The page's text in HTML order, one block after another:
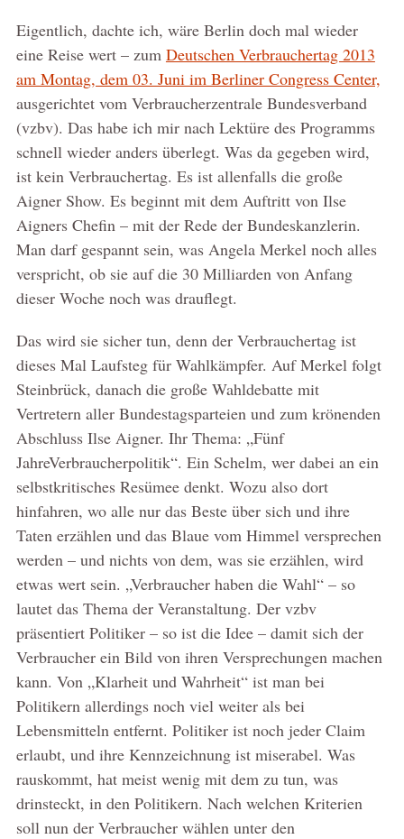
Eigentlich, dachte ich, wäre Berlin doch mal wieder
eine Reise wert – zum Deutschen Verbrauchertag 2013
am Montag, dem 03. Juni im Berliner Congress Center,
ausgerichtet vom Verbraucherzentrale Bundesverband
(vzbv). Das habe ich mir nach Lektüre des Programms
schnell wieder anders überlegt. Was da gegeben wird,
ist kein Verbrauchertag. Es ist allenfalls die große
Aigner Show. Es beginnt mit dem Auftritt von Ilse
Aigners Chefin – mit der Rede der Bundeskanzlerin.
Man darf gespannt sein, was Angela Merkel noch alles
verspricht, ob sie auf die 30 Milliarden von Anfang
dieser Woche noch was drauflegt.
Das wird sie sicher tun, denn der Verbrauchertag ist
dieses Mal Laufsteg für Wahlkämpfer. Auf Merkel folgt
Steinbrück, danach die große Wahldebatte mit
Vertretern aller Bundestagsparteien und zum krönenden
Abschluss Ilse Aigner. Ihr Thema: „Fünf
JahreVerbraucherpolitik“. Ein Schelm, wer dabei an ein
selbstkritisches Resümee denkt. Wozu also dort
hinfahren, wo alle nur das Beste über sich und ihre
Taten erzählen und das Blaue vom Himmel versprechen
werden – und nichts von dem, was sie erzählen, wird
etwas wert sein. „Verbraucher haben die Wahl“ – so
lautet das Thema der Veranstaltung. Der vzbv
präsentiert Politiker – so ist die Idee – damit sich der
Verbraucher ein Bild von ihren Versprechungen machen
kann. Von „Klarheit und Wahrheit“ ist man bei
Politikern allerdings noch viel weiter als bei
Lebensmitteln entfernt. Politiker ist noch jeder Claim
erlaubt, und ihre Kennzeichnung ist miserabel. Was
rauskommt, hat meist wenig mit dem zu tun, was
drinsteckt, in den Politikern. Nach welchen Kriterien
soll nun der Verbraucher wählen unter den